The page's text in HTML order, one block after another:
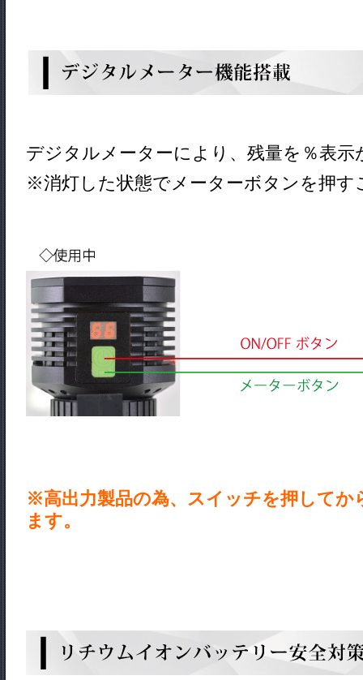
デジタルメーターにより、残量を％表示
※消灯した状態でメーターボタンを押す
※高出力製品の為、スイッチを押してか
ます。